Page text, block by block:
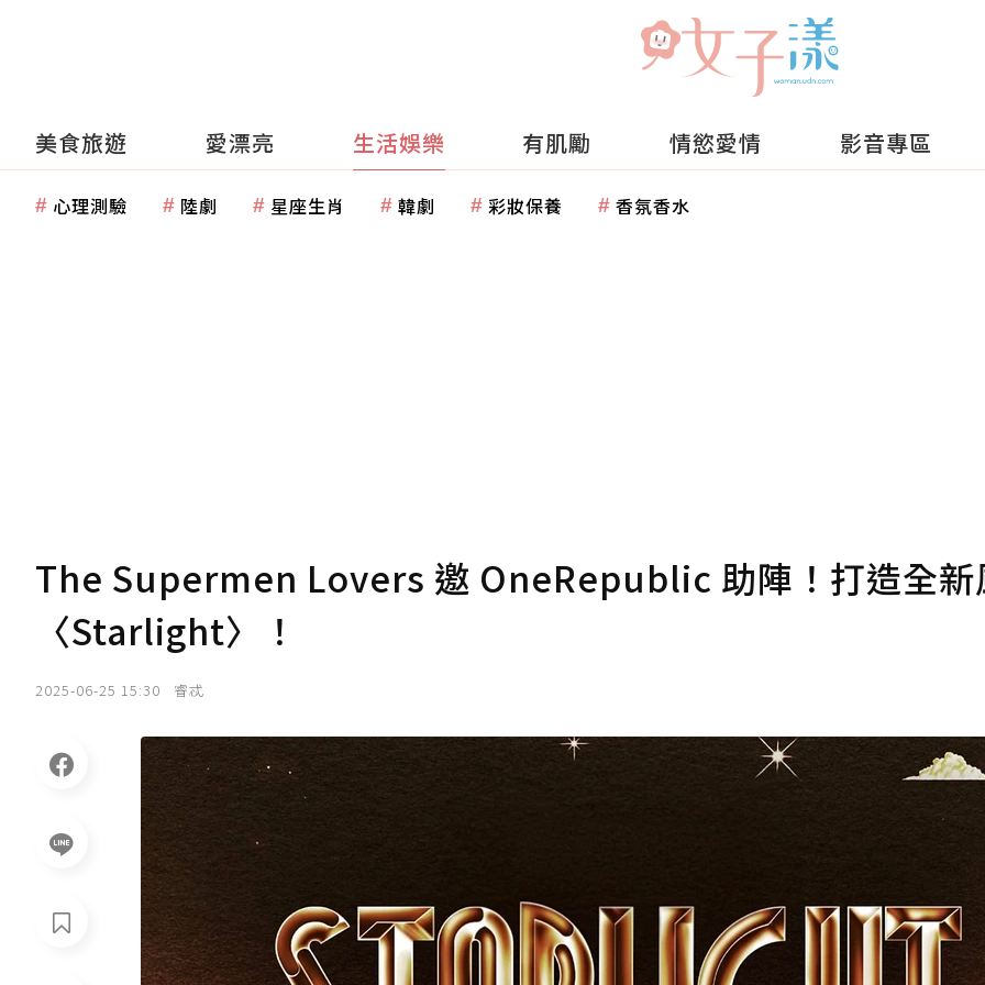
美食旅遊 愛漂亮 生活娛樂 有肌勵 情慾愛情 影音專區
心理測驗 陸劇 星座生肖 韓劇 彩妝保養 香氛香水
The Supermen Lovers 邀 OneRepublic 助陣！打造全新
〈Starlight〉！
2025-06-25 15:30 睿忒